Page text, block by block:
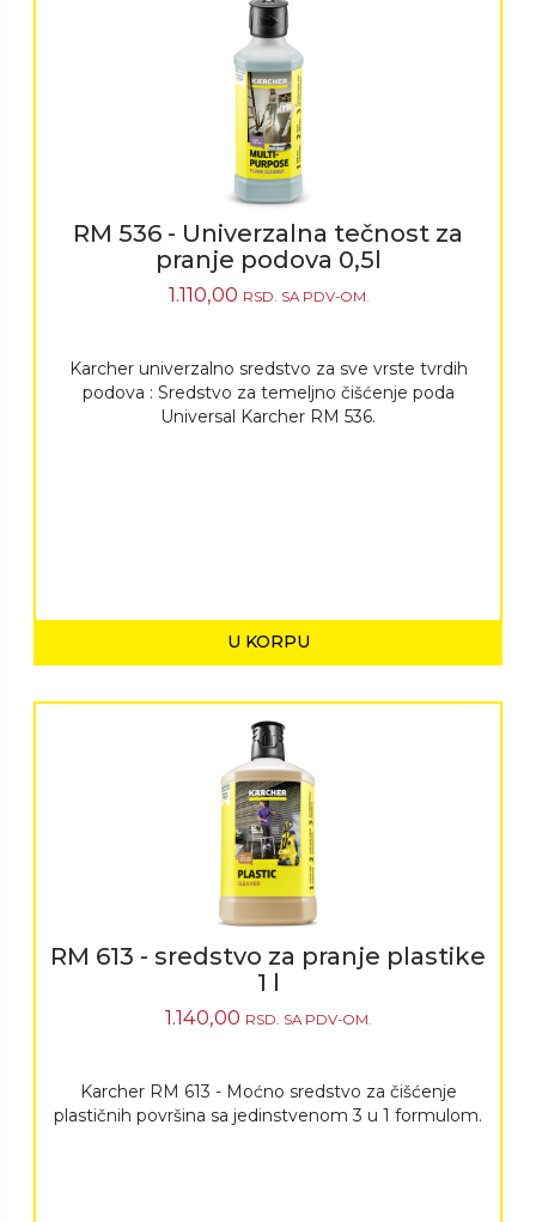
RM 536 - Univerzalna tečnost za
pranje podova 0,5l
1.110,00 RSD. SA PDV-OM.
Karcher univerzalno sredstvo za sve vrste tvrdih
podova : Sredstvo za temeljno čišćenje poda
Universal Karcher RM 536.
U KORPU
RM 613 - sredstvo za pranje plastike
1 l
1.140,00 RSD. SA PDV-OM.
Karcher RM 613 - Moćno sredstvo za čišćenje
plastičnih površina sa jedinstvenom 3 u 1 formulom.